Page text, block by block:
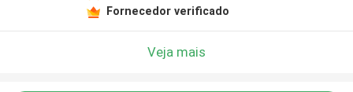
Fornecedor verificado
Veja mais